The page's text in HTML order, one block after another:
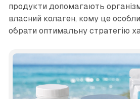
продукти допомагають
власний колаген, кому це
обрати оптимальну стратегію